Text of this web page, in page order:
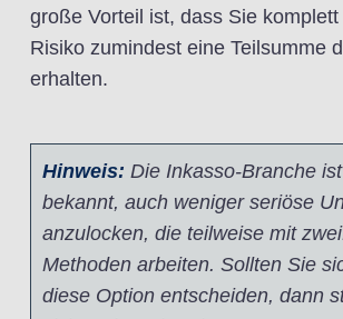
große Vorteil ist, dass Sie
Risiko zumindest eine Teilsumme
erhalten.
Hinweis: Die Inkasso-Branche
bekannt, auch weniger seriöse
anzulocken, die teilweise mit
Methoden arbeiten. Sollten Sie
diese Option entscheiden, dann